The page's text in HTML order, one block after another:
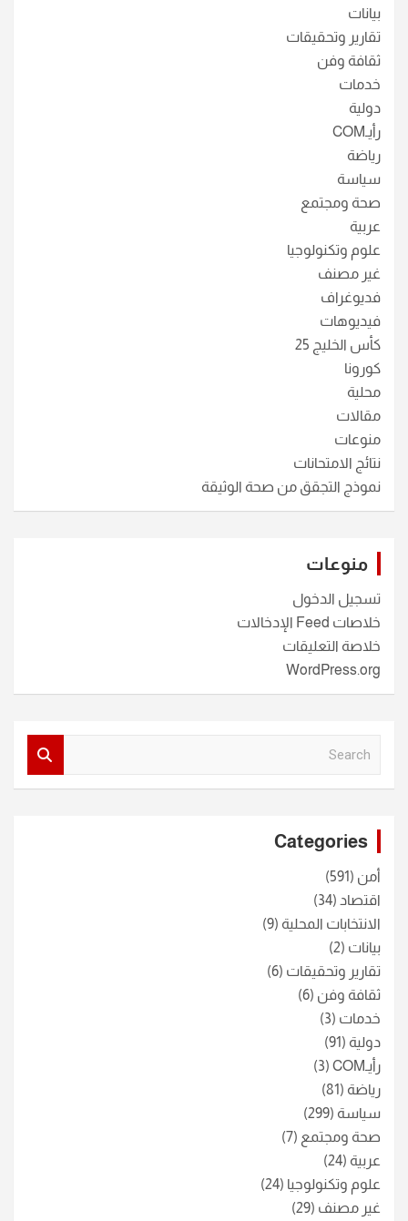
بيانات
تقارير وتحقيقات
ثقافة وفن
خدمات
دولية
رأيـCOM
رياضة
سياسة
صحة ومجتمع
عربية
علوم وتكنولوجيا
غير مصنف
فديوغراف
فيديوهات
كأس الخليج 25
كورونا
محلية
مقالات
منوعات
نتائج الامتحانات
نموذج التجقق من صحة الوثيقة
منوعات
تسجيل الدخول
خلاصات Feed الإدخالات
خلاصة التعليقات
WordPress.org
Categories
أمن (591)
اقتصاد (34)
الانتخابات المحلية (9)
بيانات (2)
تقارير وتحقيقات (6)
ثقافة وفن (6)
خدمات (3)
دولية (91)
رأيـCOM
(3)
رياضة (81)
سياسة (299)
صحة ومجتمع (7)
عربية (24)
علوم وتكنولوجيا (24)
غير مصنف (29)